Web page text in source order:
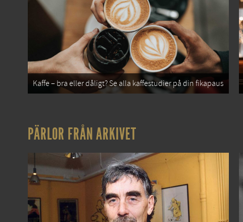
Kaffe – bra eller dåligt? Se alla kaffestudier på din fikapaus
PÄRLOR FRÅN ARKIVET